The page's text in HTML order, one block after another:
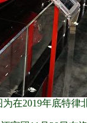
在2019年底特律